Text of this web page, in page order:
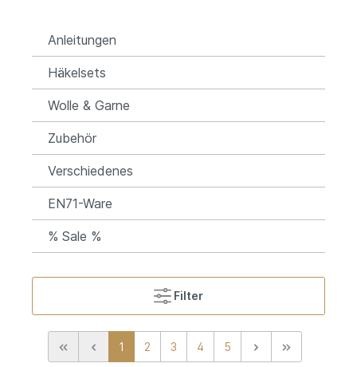
Anleitungen
Häkelsets
Wolle & Garne
Zubehör
Verschiedenes
EN71-Ware
% Sale %
Filter
1 2 3 4 5